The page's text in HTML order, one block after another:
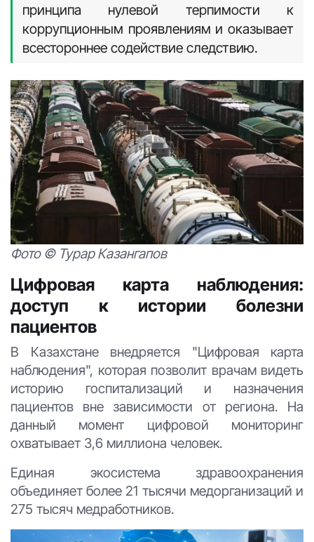
принципа нулевой терпимости к
коррупционным проявлениям и оказывает
всестороннее содействие следствию.
Фото © Турар Казангапов
Цифровая карта наблюдения:
доступ к истории болезни
пациентов
В Казахстане внедряется "Цифровая карта
наблюдения", которая позволит врачам видеть
историю госпитализаций и назначения
пациентов вне зависимости от региона. На
данный момент цифровой мониторинг
охватывает 3,6 миллиона человек.
Единая экосистема здравоохранения
объединяет более 21 тысячи медорганизаций и
275 тысяч медработников.